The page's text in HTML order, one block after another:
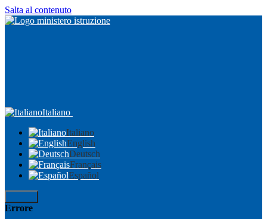
Salta al contenuto
Italiano
Italiano
English
Deutsch
Français
Español
Errore